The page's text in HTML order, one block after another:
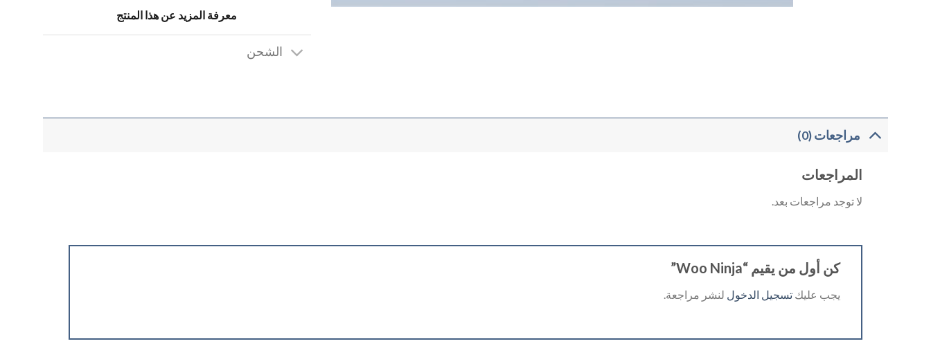
معرفة المزيد عن هذا المنتج
الشحن
مراجعات (0)
المراجعات
لا توجد مراجعات بعد.
كن أول من يقيم “Woo Ninja”
يجب عليك تسجيل الدخول لنشر مراجعة.